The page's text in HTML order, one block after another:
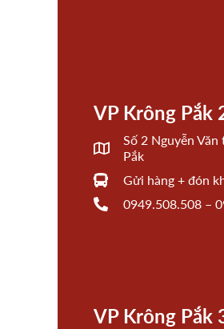
VP Krông Pắk
Số 2 Nguyễn
Pắk
Gửi hàng + đón
0949.508.508 –
VP Krông Pắk